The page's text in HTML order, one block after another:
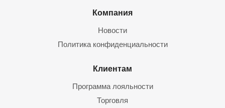
Компания
Новости
Политика конфиденциальности
Клиентам
Программа лояльности
Торговля